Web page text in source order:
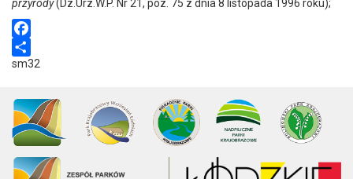
przyrody(Dz.Urz.W.P. Nr 21, poz. 75 z dnia 8 listopada 1996 roku);
F
a
e
b
o
o
S
a
e
sm32